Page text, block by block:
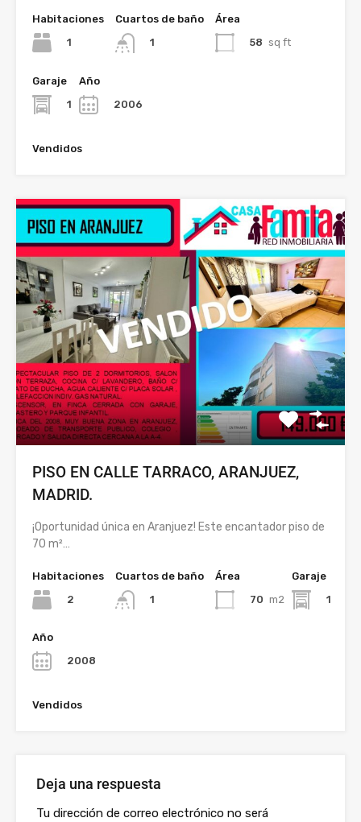
Habitaciones
1
Cuartos de baño
1
Área
58 sq ft
Garaje
1
Año
2006
Vendidos
PISO EN CALLE TARRACO, ARANJUEZ,
MADRID.
¡Oportunidad única en Aranjuez! Este encantador piso de
70 m²…
Habitaciones
2
Cuartos de baño
1
Área
70 m2
Garaje
1
Año
2008
Vendidos
Deja una respuesta
Tu dirección de correo electrónico no será